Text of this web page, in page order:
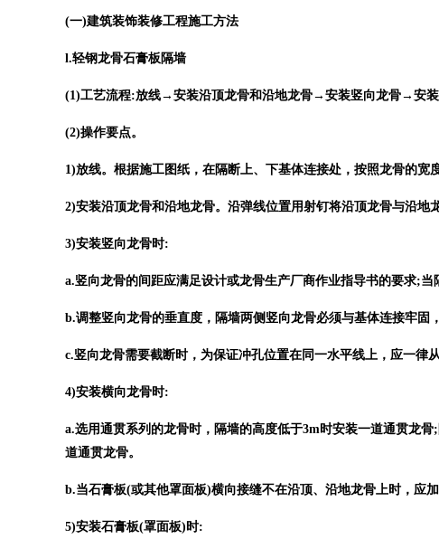
(一)建筑装饰装修工程施工方法
l.轻钢龙骨石膏板隔墙
(1)工艺流程:放线→安装沿顶龙骨和沿地龙骨→安装竖向龙骨→安
(2)操作要点。
1)放线。根据施工图纸，在隔断上、下基体连接处，按照龙骨的宽
2)安装沿顶龙骨和沿地龙骨。沿弹线位置用射钉将沿顶龙骨与沿地
3)安装竖向龙骨时:
a.竖向龙骨的间距应满足设计或龙骨生产厂商作业指导书的要求;
b.调整竖向龙骨的垂直度，隔墙两侧竖向龙骨必须与基体连接牢固
c.竖向龙骨需要截断时，为保证冲孔位置在同一水平线上，应一律
4)安装横向龙骨时:
a.选用通贯系列的龙骨时，隔墙的高度低于3m时安装一道通贯龙
道通贯龙骨。
b.当石膏板(或其他罩面板)横向接缝不在沿顶、沿地龙骨上时，应
5)安装石膏板(罩面板)时: